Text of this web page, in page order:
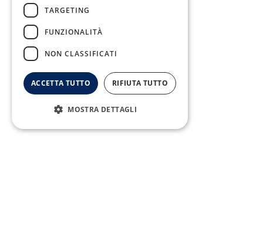
0823/322550
TARGETING
FUNZIONALITÀ
NON CLASSIFICATI
ACCETTA TUTTO RIFIUTA TUTTO
MOSTRA DETTAGLI